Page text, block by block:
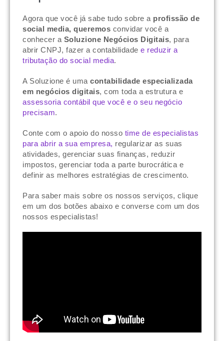
Agora que você já sabe tudo sobre a profissão de
social media, queremos convidar você a
conhecer a Soluzione Negócios Digitais, para
abrir CNPJ, fazer a contabilidade e reduzir a
tributação do social media.
A Soluzione é uma contabilidade especializada
em negócios digitais, com toda a estrutura e
assessoria contábil que você e o seu negócio
precisam.
Conte com o apoio do nosso time de especialistas
para abrir a sua empresa, regularizar as suas
atividades, gerenciar suas finanças, reduzir
impostos, gerenciar toda a parte burocrática e
definir as melhores estratégias de crescimento.
Para saber mais sobre os nossos serviços, clique
em um dos botões abaixo e converse com um dos
nossos especialistas!